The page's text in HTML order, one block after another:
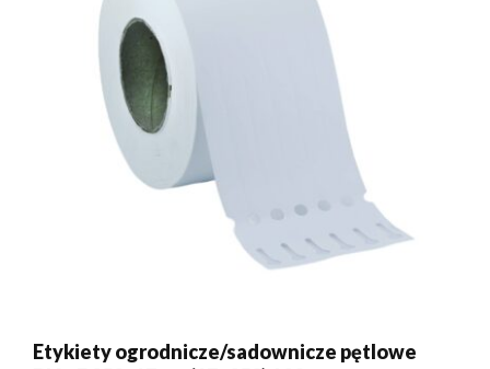
Etykiety ogrodnicze/sadownicze pętlowe